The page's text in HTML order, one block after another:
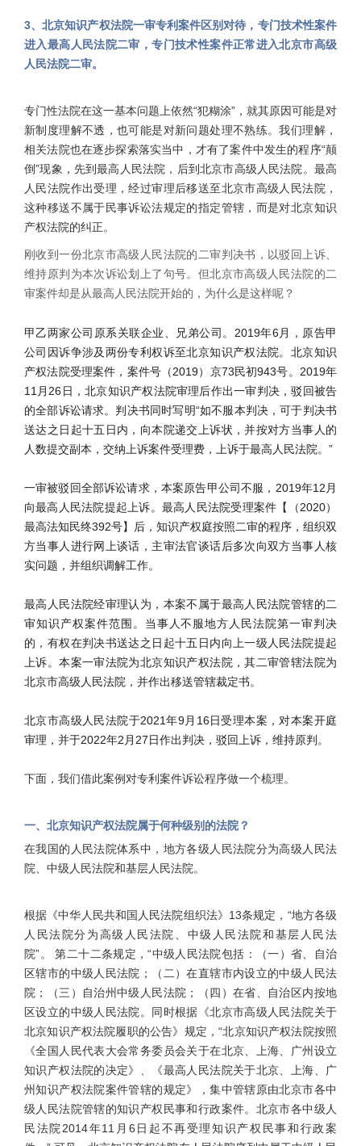
3、北京知识产权法院一审专利案件区别对待，专门技术性案件
进入最高人民法院二审，专门技术性案件正常进入北京市高级
人民法院二审。
专门性法院在这一基本问题上依然“犯糊涂”，就其原因可能是对
新制度理解不透，也可能是对新问题处理不熟练。我们理解，
相关法院也在逐步探索落实当中，才有了案件中发生的程序“颠
倒”现象，先到最高人民法院，后到北京市高级人民法院。最高
人民法院作出受理，经过审理后移送至北京市高级人民法院，
这种移送不属于民事诉讼法规定的指定管辖，而是对北京知识
产权法院的纠正。
刚收到一份北京市高级人民法院的二审判决书，以驳回上诉、
维持原判为本次诉讼划上了句号。但北京市高级人民法院的二
审案件却是从最高人民法院开始的，为什么是这样呢？
甲乙两家公司原系关联企业、兄弟公司。2019年6月，原告甲
公司因诉争涉及两份专利权诉至北京知识产权法院。北京知识
产权法院受理案件，案件号（2019）京73民初943号。2019年
11月26日，北京知识产权法院审理后作出一审判决，驳回被告
的全部诉讼请求。判决书同时写明“如不服本判决，可于判决书
送达之日起十五日内，向本院递交上诉状，并按对方当事人的
人数提交副本，交纳上诉案件受理费，上诉于最高人民法院。”
一审被驳回全部诉讼请求，本案原告甲公司不服，2019年12月
向最高人民法院提起上诉。最高人民法院受理案件【（2020）
最高法知民终392号】后，知识产权庭按照二审的程序，组织双
方当事人进行网上谈话，主审法官谈话后多次向双方当事人核
实问题，并组织调解工作。
最高人民法院经审理认为，本案不属于最高人民法院管辖的二
审知识产权案件范围。当事人不服地方人民法院第一审判决
的，有权在判决书送达之日起十五日内向上一级人民法院提起
上诉。本案一审法院为北京知识产权法院，其二审管辖法院为
北京市高级人民法院，并作出移送管辖裁定书。
北京市高级人民法院于2021年9月16日受理本案，对本案开庭
审理，并于2022年2月27日作出判决，驳回上诉，维持原判。
下面，我们借此案例对专利案件诉讼程序做一个梳理。
一、北京知识产权法院属于何种级别的法院？
在我国的人民法院体系中，地方各级人民法院分为高级人民法
院、中级人民法院和基层人民法院。
根据《中华人民共和国人民法院组织法》13条规定，“地方各级
人民法院分为高级人民法院、中级人民法院和基层人民法
院”。 第二十二条规定，“中级人民法院包括：（一）省、自治
区辖市的中级人民法院；（二）在直辖市内设立的中级人民法
院；（三）自治州中级人民法院；（四）在省、自治区内按地
区设立的中级人民法院。同时根据《北京市高级人民法院关于
北京知识产权法院履职的公告》规定，“北京知识产权法院按照
《全国人民代表大会常务委员会关于在北京、上海、广州设立
知识产权法院的决定》、《最高人民法院关于北京、上海、广
州知识产权法院案件管辖的规定》，集中管辖原由北京市各中
级人民法院管辖的知识产权民事和行政案件。北京市各中级人
民法院2014年11月6日起不再受理知识产权民事和行政案